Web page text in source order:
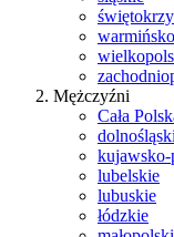
Mężczyźni
Cała
kujawsko-
lubelskie
lubuskie
łódzkie